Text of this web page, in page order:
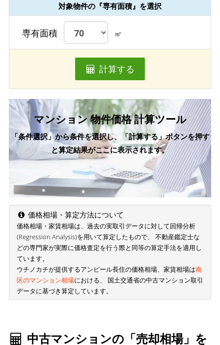
対象物件の『専有面積』を選択
専有面積 ㎡
計算する
マンション 物件価格 計算ツール
「条件選択」から条件を選択し、「計算する」ボタンを押す
と算定結果がここに表示されます。
価格相場・算定方法について
価格相場・家賃相場は、過去の実取引データに対して回帰分析
(Regression Analysis)を用いて算定したもので、 不動産鑑定士な
どの専門家が実際に価格査定を行う際と同等の算定手法を適用し
ています。
ウチノカチが提供するアンピール長住の価格相場、家賃相場は南
区のマンション相場における、 国土交通省の中古マンション取引
データに基づき算定しています。
中古マンションの「売却相場」を